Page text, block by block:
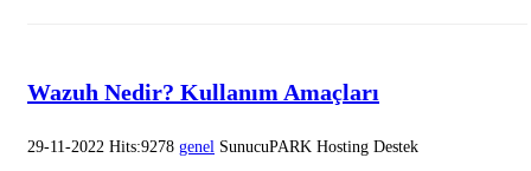
Wazuh Nedir? Kullanım Amaçları
29-11-2022 Hits:9278 genel SunucuPARK Hosting Destek